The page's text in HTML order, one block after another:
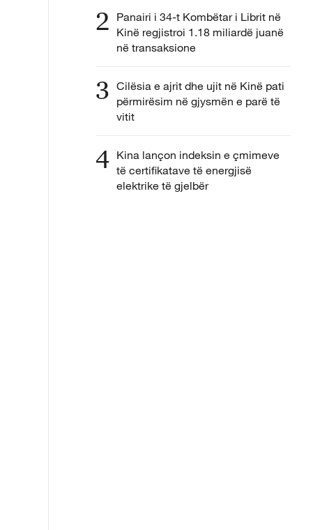
2 Panairi i 34-t Kombëtar i Librit në
Kinë regjistroi 1.18 miliardë juanë
në transaksione
3 Cilësia e ajrit dhe ujit në Kinë pati
përmirësim në gjysmën e parë të
vitit
4 Kina lançon indeksin e çmimeve
të certifikatave të energjisë
elektrike të gjelbër